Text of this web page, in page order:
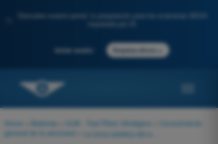
Descubre nuestro portal: tu preparación para los exámenes AESA
Iniciar sesión Empieza ahora
Home Materias ULM - Test Piloto Ultraligero
Conocimiento
general de la aeronave